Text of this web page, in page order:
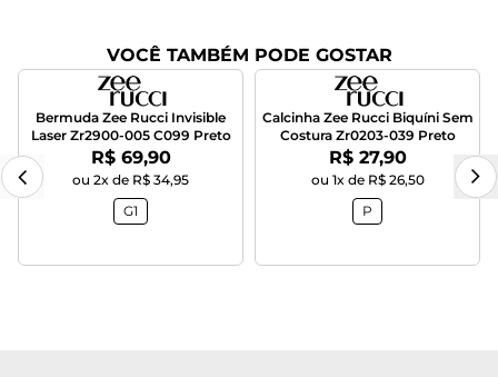
VOCÊ TAMBÉM PODE GOSTAR
Bermuda Zee Rucci Invisible
Laser Zr2900-005 C099 Preto
Por:
R$ 69,90
ou 2x de R$ 34,95
G1
Calcinha Zee Rucci Biquíni Sem
Costura Zr0203-039 Preto
Por:
R$ 27,90
ou 1x de R$ 26,50
P